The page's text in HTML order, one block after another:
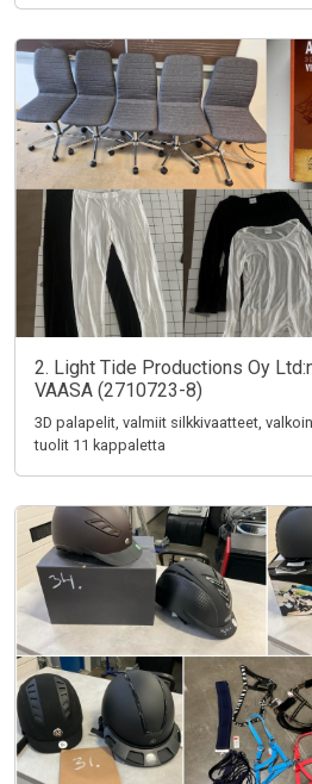
2. Light Tide Productions Oy
VAASA (2710723-8)
3D palapelit, valmiit silkkivaatteet,
tuolit 11 kappaletta